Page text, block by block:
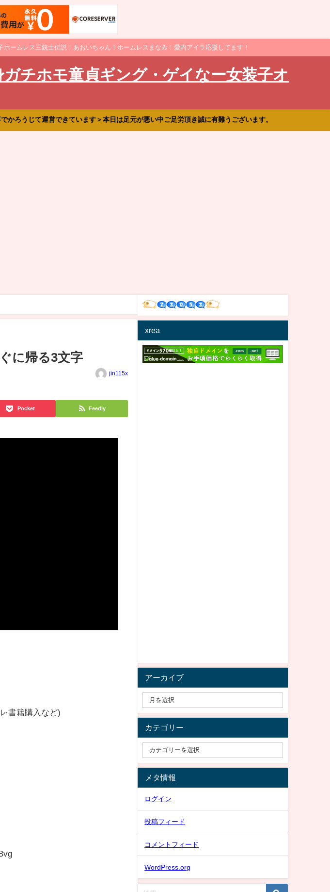
ームレス三銃士伝説！あおいちゃん！ホームレスまなみ！愛内アイラ応援してます！
チホモ童貞ギング・ゲイなー女装子オ
ろうじて運営できています＞本日は足元が悪い中ご足労頂き誠に有難うございます。
に帰る3文字
jin115x
Pocket Feedly
·書籍購入など)
xrea
アーカイブ
カテゴリー
メタ情報
ログイン
投稿フィード
コメントフィード
WordPress.org